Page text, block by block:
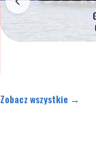
Zobacz wszystkie →